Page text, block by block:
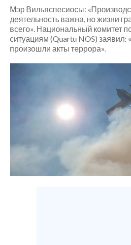
SPORT IN SARDEGNA
SPORT
RISULTATI E CLASSIFICHE
Мэр Вильяспесиосы:
деятельность важна, но жизни
всего». Национальный комитет
ситуациям (Quartu NOS) заявил:
произошли акты террора».